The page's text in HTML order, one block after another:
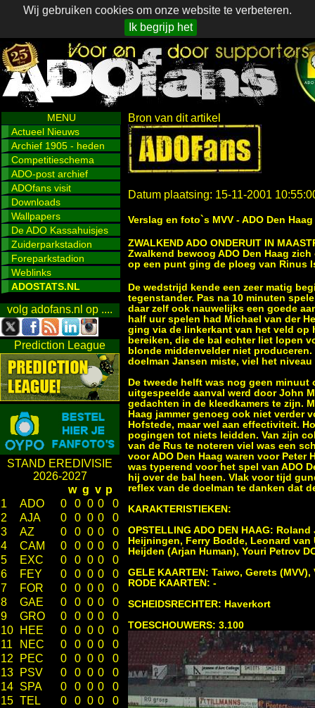
Wij gebruiken cookies om onze website te verbeteren.
Ik begrijp het
MENU
Actueel Nieuws
Archief 1905 - heden
Competitieschema
ADO-post archief
ADOfans visit
Downloads
Wallpapers
De ADO Kassahuisjes
Zuiderparkstadion
Foreparkstadion
Weblinks
ADOSTATS.NL
volg adofans.nl op ....
Prediction League
STAND EREDIVISIE
2026-2027
w g v p
1
ADO 0 0 0 0
0
2
AJA 0 0 0 0
0
3
AZ 0 0 0 0
0
4
CAM 0 0 0 0
0
5
EXC 0 0 0 0
0
6
FEY 0 0 0 0
0
7
FOR 0 0 0 0
0
8
GAE 0 0 0 0
0
9
GRO 0 0 0 0
0
10
HEE 0 0 0 0
0
11
NEC 0 0 0 0
0
12
PEC 0 0 0 0
0
13
PSV 0 0 0 0
0
14 SPA 0 0 0 0
0
15 TEL 0 0 0 0
0
Bron van dit artikel
Datum plaatsing: 15-11-2001
Verslag en foto`s MVV - ADO Den Haag
ZWALKEND ADO ONDERUIT IN
Zwalkend bewoog ADO Den Haag
op een punt ging de ploeg van Rinus
De wedstrijd kende een zeer matig
tegenstander. Pas na 10 minuten
daar zelf ook nauwelijks een goede
half uur spelen had Michael van der
ging via de linkerkant van het veld op
bereiken, die de bal echter liet lopen
blonde middenvelder niet
doelman Jansen miste, viel het niveau
De tweede helft was nog geen
uitgespeelde aanval werd door John
gedachten in de kleedkamers te zijn.
Haag jammer genoeg ook niet verder
Hofstede, maar wel aan effectiviteit.
pogingen tot niets leidden. Van zijn
van de Rus te noteren viel was een
voor ADO Den Haag waren voor
was typerend voor het spel van ADO
hij over de bal heen. Vlak voor tijd
reflex van de doelman te danken dat
KARAKTERISTIEKEN:
OPSTELLING ADO DEN HAAG:
Heijningen, Ferry Bodde, Leonard
Heijden (Arjan Human), Youri Petrov
GELE KAARTEN: Taiwo, Gerets (MVV),
RODE KAARTEN: -
SCHEIDSRECHTER: Haverkort
TOESCHOUWERS: 3.100